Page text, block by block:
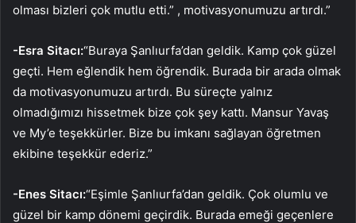
olması bizleri çok mutlu etti.” , motivasyonumuzu artırdı.”
-Esra Sitacı:“Buraya Şanlıurfa’dan geldik. Kamp çok güzel
geçti. Hem eğlendik hem öğrendik. Burada bir arada olmak
da motivasyonumuzu artırdı. Bu süreçte yalnız
olmadığımızı hissetmek bize çok şey kattı. Mansur Yavaş
ve My’e teşekkürler. Bize bu imkanı sağlayan öğretmen
ekibine teşekkür ederiz.”
-Enes Sitacı:“Eşimle Şanlıurfa’dan geldik. Çok olumlu ve
güzel bir kamp dönemi geçirdik. Burada emeği geçenlere